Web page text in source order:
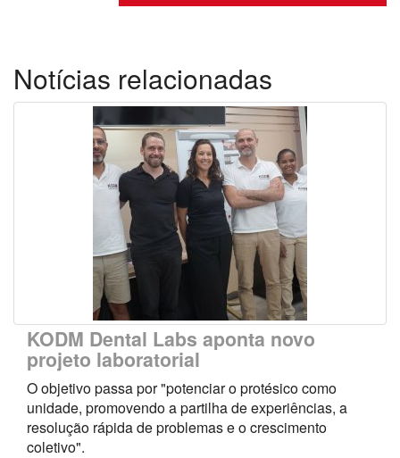
Notícias relacionadas
KODM Dental Labs aponta novo
projeto laboratorial
O objetivo passa por "potenciar o protésico como
unidade, promovendo a partilha de experiências, a
resolução rápida de problemas e o crescimento
coletivo".